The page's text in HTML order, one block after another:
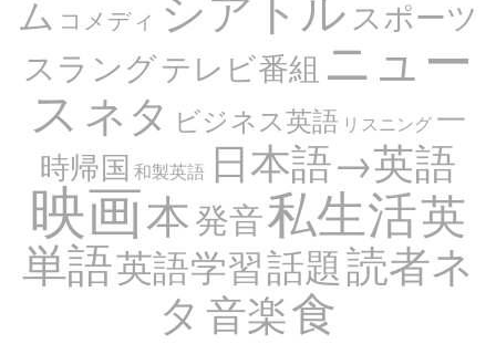
ム コメディ スポーツ
スラングテレビ番組 ニュー
ス ネタ ビジネス英語 リスニング 一
時帰国 和製英語 日本語→英語
映画本発音私生活英
単語英語学習話題読者ネ
タ 音楽食